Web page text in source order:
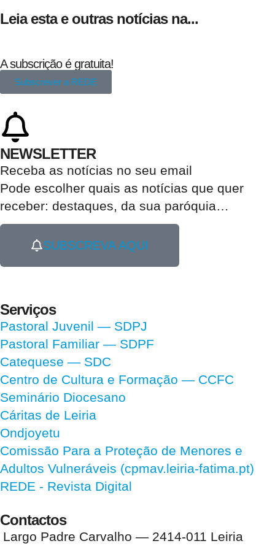
Leia esta e outras notícias na...
A subscrição é gratuita!
Subscrever a REDE
NEWSLETTER
Receba as notícias no seu email​
Pode escolher quais as notícias que quer
receber: destaques, da sua paróquia…
SUBSCREVA AQUI
Serviços
Pastoral Juvenil — SDPJ
Pastoral Familiar — SDPF
Catequese — SDC
Centro de Cultura e Formação — CCFC
Seminário Diocesano
Cáritas de Leiria
Ondjoyetu
Comissão Para a Proteção de Menores e
Adultos Vulneráveis (cpmav.leiria-fatima.pt)
REDE - Revista Digital
Contactos
Largo Padre Carvalho — 2414-011 Leiria